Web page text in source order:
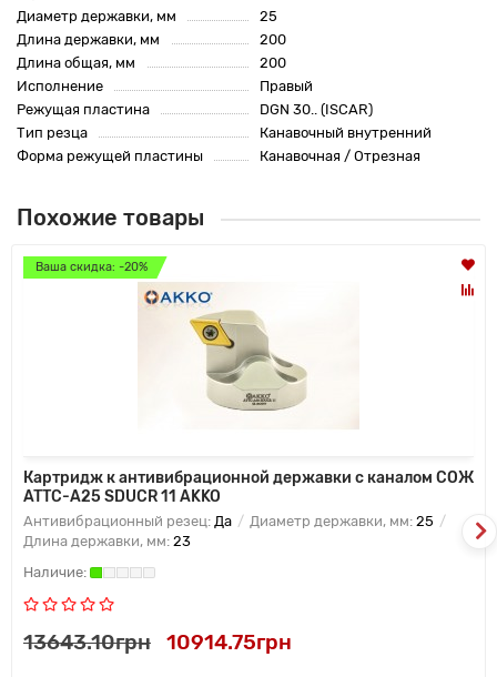
Диаметр державки, мм
25
Длина державки, мм
200
Длина общая, мм
200
Исполнение
Правый
Режущая пластина
DGN 30.. (ISCAR)
Тип резца
Канавочный внутренний
Форма режущей пластины
Канавочная / Отрезная
Похожие товары
Ваша скидка: -20%
Картридж к антивибрационной державки с каналом СОЖ
ATTC-A25 SDUCR 11 AKKO
Антивибрационный резец: Да Диаметр державки, мм: 25
Длина державки, мм: 23
13643.10грн 10914.75грн